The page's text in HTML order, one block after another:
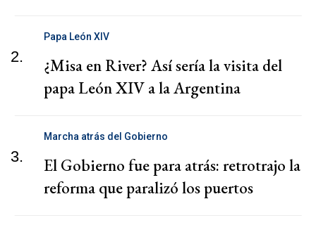
2.
Papa León XIV
¿Misa en River? Así sería la visita del
papa León XIV a la Argentina
3.
Marcha atrás del Gobierno
El Gobierno fue para atrás: retrotrajo la
reforma que paralizó los puertos